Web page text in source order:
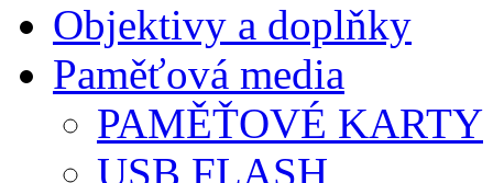
Objektivy a doplňky
Paměťová media
PAMĚŤOVÉ KARTY
USB FLASH